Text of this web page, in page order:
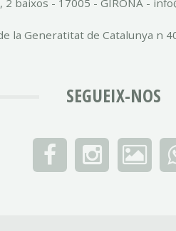
la Generatitat de Catalunya n
SEGUEIX-NOS